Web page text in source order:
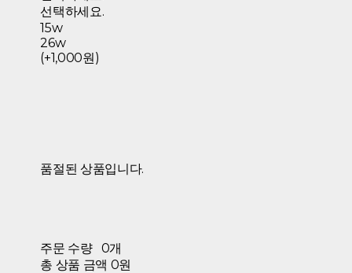
선택하세요.
15w
26w
(+1,000원)
품절된 상품입니다.
주문 수량
0개
총 상품 금액 0원